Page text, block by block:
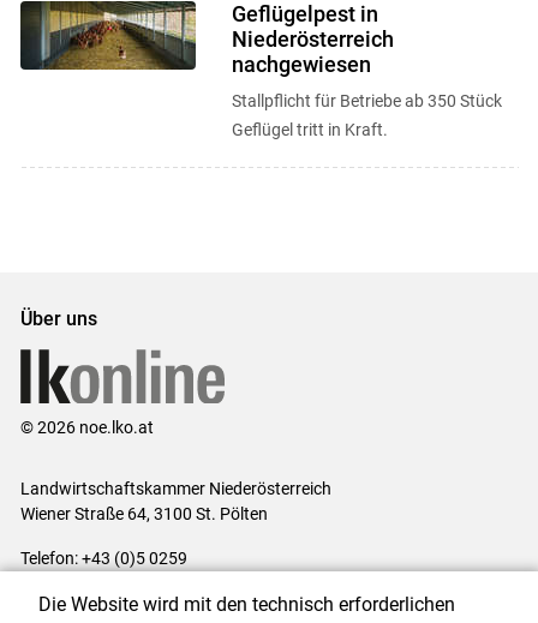
Geflügelpest in
Niederösterreich
nachgewiesen
Stallpflicht für Betriebe ab 350 Stück
Geflügel tritt in Kraft.
Über uns
© 2026 noe.lko.at
Landwirtschaftskammer Niederösterreich
Wiener Straße 64, 3100 St. Pölten
Telefon: +43 (0)5 0259
Die Website wird mit den technisch erforderlichen